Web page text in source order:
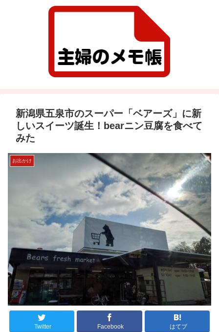
新潟県五泉市のスーパー「ベアーズ」に新
しいスイーツ誕生！bearニン豆腐を食べて
みた
お出かけ
Twitter Facebook はてブ